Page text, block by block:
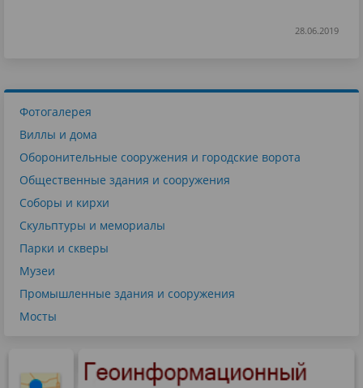
28.06.2019
Фотогалерея
Виллы и дома
Оборонительные сооружения и городские ворота
Общественные здания и сооружения
Соборы и кирхи
Скульптуры и мемориалы
Парки и скверы
Музеи
Промышленные здания и сооружения
Мосты